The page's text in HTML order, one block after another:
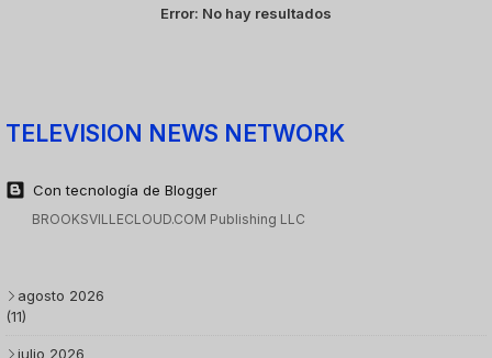
Error: No hay resultados
TELEVISION NEWS NETWORK
Con tecnología de Blogger
BROOKSVILLECLOUD.COM Publishing LLC
agosto 2026
(11)
julio 2026